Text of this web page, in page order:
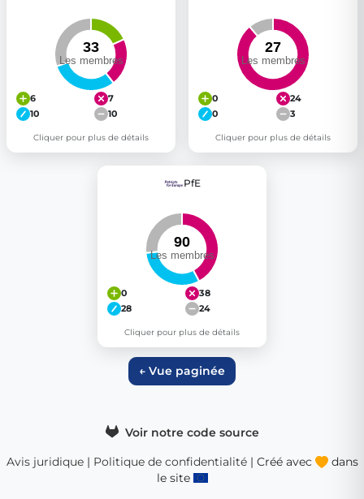
6
7
10
10
Cliquer pour plus de détails
0
24
0
3
Cliquer pour plus de détails
PfE
0
38
28
24
Cliquer pour plus de détails
← Vue paginée
Voir notre code source
Avis juridique| Politique de confidentialité| Créé avec
dans
le site